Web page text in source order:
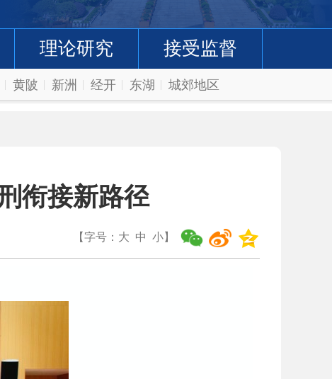
理论研究 接受监督
黄陂 新洲 经开 东湖 城郊地区
衔接新路径
【字号： 大 中 小】